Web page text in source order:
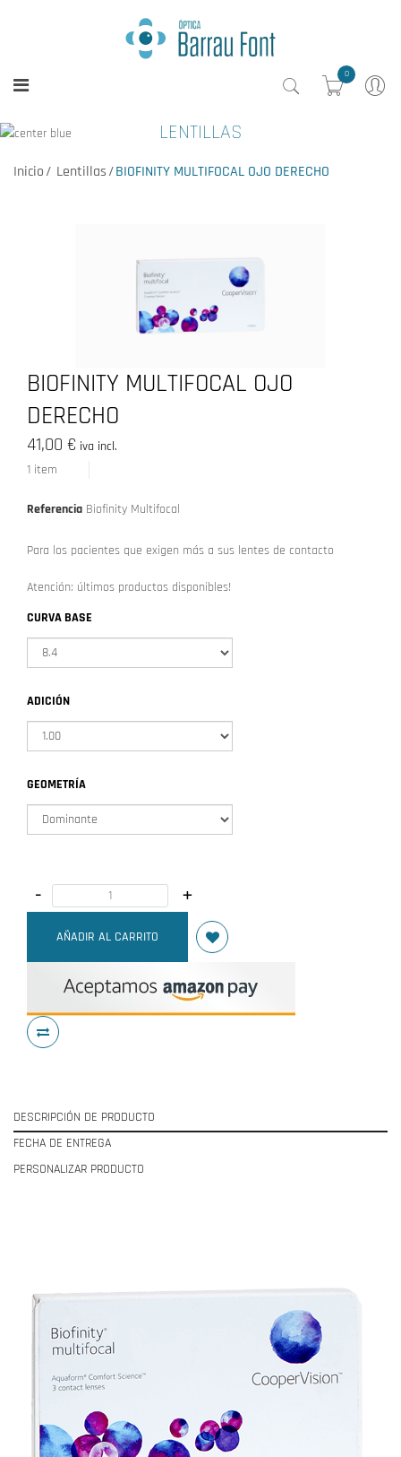
0
LENTILLAS
Inicio Lentillas BIOFINITY MULTIFOCAL OJO DERECHO
BIOFINITY MULTIFOCAL OJO
DERECHO
41,00 € iva incl.
1 item
Referencia Biofinity Multifocal
Para los pacientes que exigen más a sus lentes de contacto
Atención: últimos productos disponibles!
CURVA BASE
ADICIÓN
GEOMETRÍA
- +
AÑADIR AL CARRITO
DESCRIPCIÓN DE PRODUCTO
FECHA DE ENTREGA
PERSONALIZAR PRODUCTO